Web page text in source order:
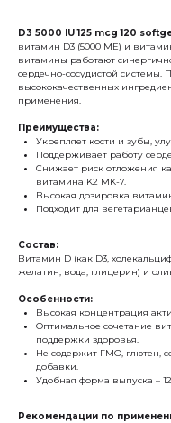
D3 5000 IU 125 mcg 120
витамин D3 (5000 МЕ) и
витамины работают
сердечно-сосудистой системы.
высококачественных
применения.
Преимущества:
Укрепляет кости и зубы,
Поддерживает работу
Снижает риск отложения
витамина K2 MK-7.
Высокая дозировка
Подходит для
Состав:
Витамин D (как D3,
желатин, вода, глицерин) и
Особенности:
Высокая концентрация
Оптимальное сочетание
поддержки здоровья.
Не содержит ГМО, глютен,
добавки.
Удобная форма выпуска –
Рекомендации по
и наш консультант
Открываем
возможности
Оставьте заявку,